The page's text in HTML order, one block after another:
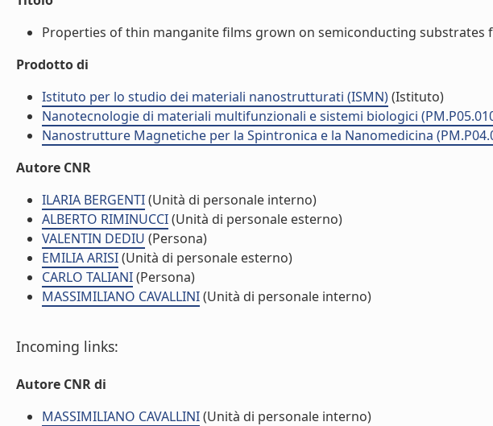
Properties of thin manganite films grown on semiconducting substrates
Prodotto di
Istituto per lo studio dei materiali nanostrutturati (ISMN)(Istituto)
Nanotecnologie di materiali multifunzionali e sistemi biologici
Nanostrutture Magnetiche per la Spintronica e la Nanomedicina
Autore CNR
ILARIA BERGENTI(Unità di personale interno)
ALBERTO RIMINUCCI(Unità di personale esterno)
VALENTIN DEDIU (Persona)
EMILIA ARISI(Unità di personale esterno)
CARLO TALIANI(Persona)
MASSIMILIANO CAVALLINI(Unità di personale interno)
Incoming links:
Autore CNR di
MASSIMILIANO CAVALLINI(Unità di personale interno)